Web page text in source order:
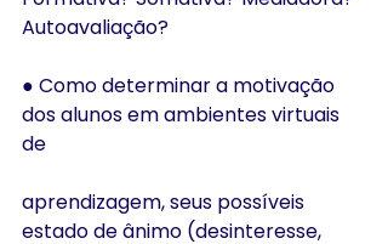
Autoavaliação?
● Como determinar a motivação
dos alunos em ambientes virtuais
de
aprendizagem, seus possíveis
estado de ânimo (desinteresse,